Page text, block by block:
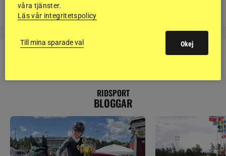
RIDSPORT
BLOGGAR
våra tjänster.
Läs vår integritetspolicy
Till mina sparade val Okej